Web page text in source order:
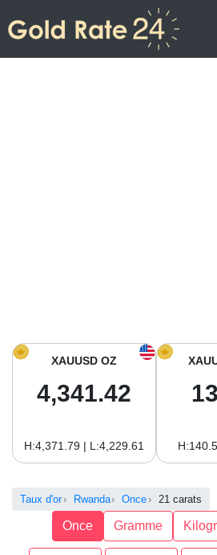
Prix de l’or aujourd’hui en
XAUUSD OZ
4,341.42
H:4,371.79 | L:4,229.61
Taux d'or Rwanda Once 21 carats
Once Gramme